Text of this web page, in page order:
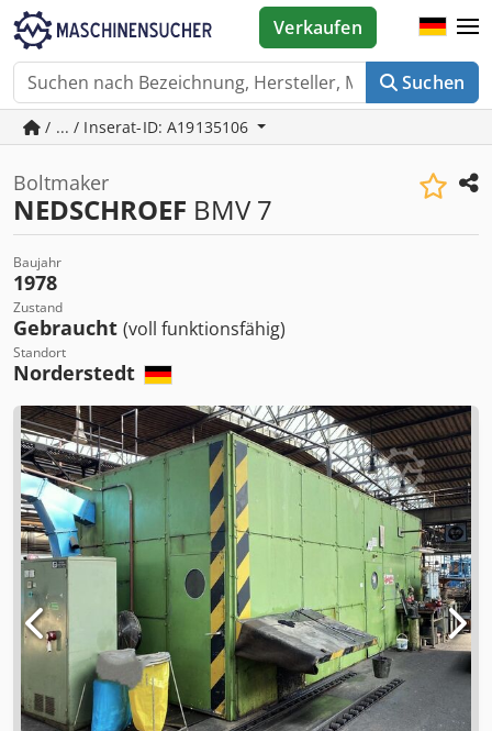
Suchen
Verkaufen
/ ... / Inserat-ID: A19135106
Boltmaker
NEDSCHROEF BMV 7
Baujahr
1978
Zustand
Gebraucht (voll funktionsfähig)
Standort
Norderstedt